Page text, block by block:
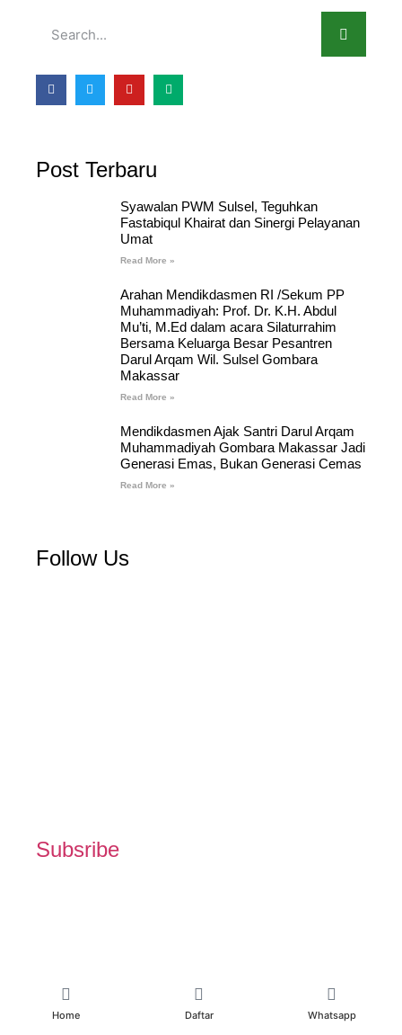
Post Terbaru
Syawalan PWM Sulsel, Teguhkan
Fastabiqul Khairat dan Sinergi Pelayanan
Umat
Read More »
Arahan Mendikdasmen RI /Sekum PP
Muhammadiyah: Prof. Dr. K.H. Abdul
Mu’ti, M.Ed dalam acara Silaturrahim
Bersama Keluarga Besar Pesantren
Darul Arqam Wil. Sulsel Gombara
Makassar
Read More »
Mendikdasmen Ajak Santri Darul Arqam
Muhammadiyah Gombara Makassar Jadi
Generasi Emas, Bukan Generasi Cemas
Read More »
Follow Us
Subsribe
Home Daftar Whatsapp